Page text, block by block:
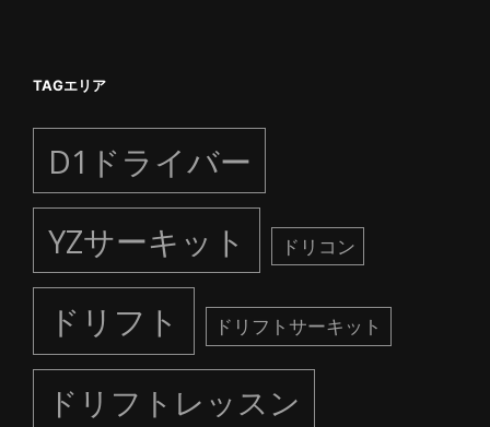
TAGエリア
D1ドライバー
YZサーキット
ドリコン
ドリフト ドリフトサーキット
ドリフトレッスン